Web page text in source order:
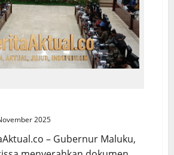
2025
– Gubernur Maluku,